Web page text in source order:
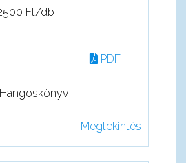
Ft/db
PDF
Hangoskönyv
Megtekintés